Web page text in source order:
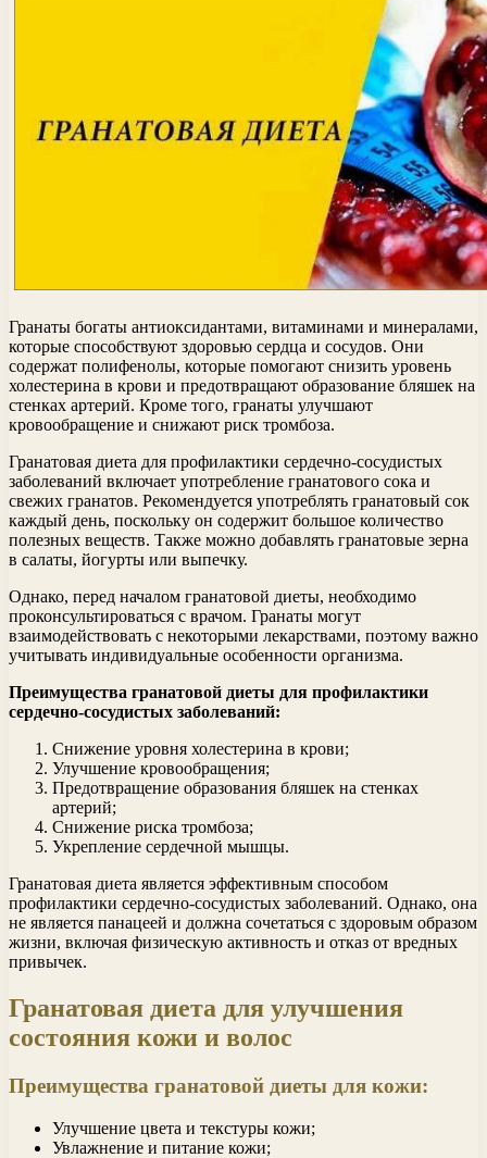
Гранаты богаты антиоксидантами, витаминами и минералами,
которые способствуют здоровью сердца и сосудов. Они
содержат полифенолы, которые помогают снизить уровень
холестерина в крови и предотвращают образование бляшек на
стенках артерий. Кроме того, гранаты улучшают
кровообращение и снижают риск тромбоза.
Гранатовая диета для профилактики сердечно-сосудистых
заболеваний включает употребление гранатового сока и
свежих гранатов. Рекомендуется употреблять гранатовый сок
каждый день, поскольку он содержит большое количество
полезных веществ. Также можно добавлять гранатовые зерна
в салаты, йогурты или выпечку.
Однако, перед началом гранатовой диеты, необходимо
проконсультироваться с врачом. Гранаты могут
взаимодействовать с некоторыми лекарствами, поэтому важно
учитывать индивидуальные особенности организма.
Преимущества гранатовой диеты для профилактики
сердечно-сосудистых заболеваний:
Снижение уровня холестерина в крови;
Улучшение кровообращения;
Предотвращение образования бляшек на стенках
артерий;
Снижение риска тромбоза;
Укрепление сердечной мышцы.
Гранатовая диета является эффективным способом
профилактики сердечно-сосудистых заболеваний. Однако, она
не является панацеей и должна сочетаться с здоровым образом
жизни, включая физическую активность и отказ от вредных
привычек.
Гранатовая диета для улучшения
состояния кожи и волос
Преимущества гранатовой диеты для кожи:
Улучшение цвета и текстуры кожи;
Увлажнение и питание кожи;